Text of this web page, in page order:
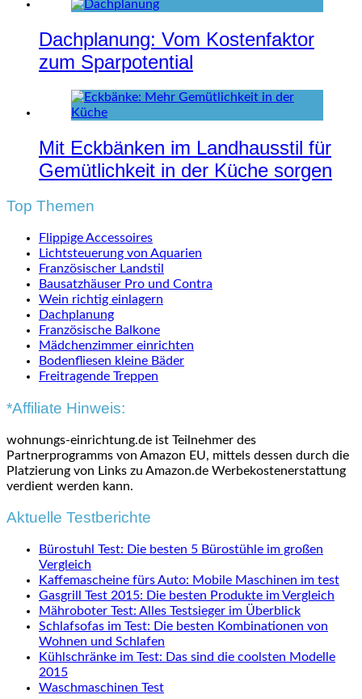
Dachplanung: Vom Kostenfaktor
zum Sparpotential
Mit Eckbänken im Landhausstil für
Gemütlichkeit in der Küche sorgen
Top Themen
Flippige Accessoires
Lichtsteuerung von Aquarien
Französischer Landstil
Bausatzhäuser Pro und Contra
Wein richtig einlagern
Dachplanung
Französische Balkone
Mädchenzimmer einrichten
Bodenfliesen kleine Bäder
Freitragende Treppen
*Affiliate Hinweis:
wohnungs-einrichtung.de ist Teilnehmer des
Partnerprogramms von Amazon EU, mittels dessen durch die
Platzierung von Links zu Amazon.de Werbekostenerstattung
verdient werden kann.
Aktuelle Testberichte
Bürostuhl Test: Die besten 5 Bürostühle im großen
Vergleich
Kaffemascheine fürs Auto: Mobile Maschinen im test
Gasgrill Test 2015: Die besten Produkte im Vergleich
Mähroboter Test: Alles Testsieger im Überblick
Schlafsofas im Test: Die besten Kombinationen von
Wohnen und Schlafen
Kühlschränke im Test: Das sind die coolsten Modelle
2015
Waschmaschinen Test